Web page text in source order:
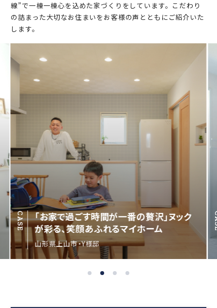
線”で一棟一棟心を込めた家づくりをしています。こだわり
の詰まった大切なお住まいをお客様の声とともにご紹介いた
します。
CASE
「お家で過ごす時間が一番の贅沢」ヌック
が彩る、笑顔あふれるマイホーム
山形県上山市・Y様邸